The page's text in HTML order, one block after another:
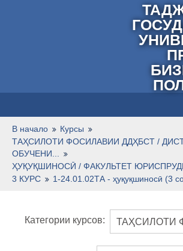
Русский ‎(ru)‎
В начало
Курсы
ТАҲСИЛОТИ ФОСИЛАВИИ ДДҲБСТ /
ОБУЧЕНИ...
ҲУҚУҚШИНОСӢ / ФАКУЛЬТЕТ
3 КУРС
1-24.01.02ТА - ҳуқуқшиносӣ (3
Категории курсов: